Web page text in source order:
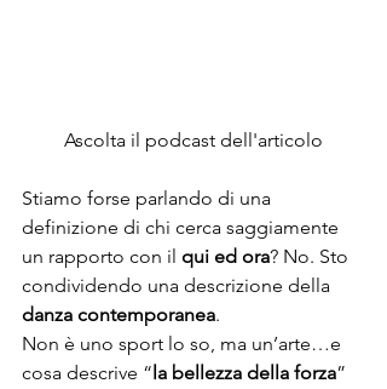
Ascolta il podcast dell'articolo
Stiamo forse parlando di una
definizione di chi cerca saggiamente
un rapporto con il qui ed ora? No. Sto
condividendo una descrizione della
danza contemporanea.
Non è uno sport lo so, ma un’arte…e
cosa descrive “la bellezza della forza”